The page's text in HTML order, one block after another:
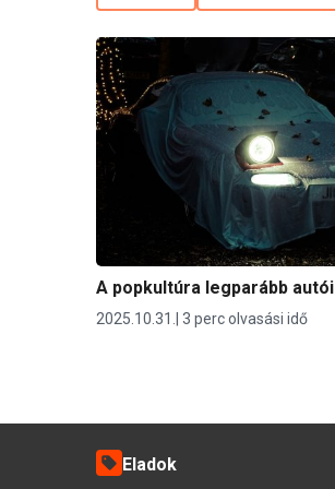
A popkultúra legparább autói
2025.10.31. 3 perc olvasási idő
Eladok